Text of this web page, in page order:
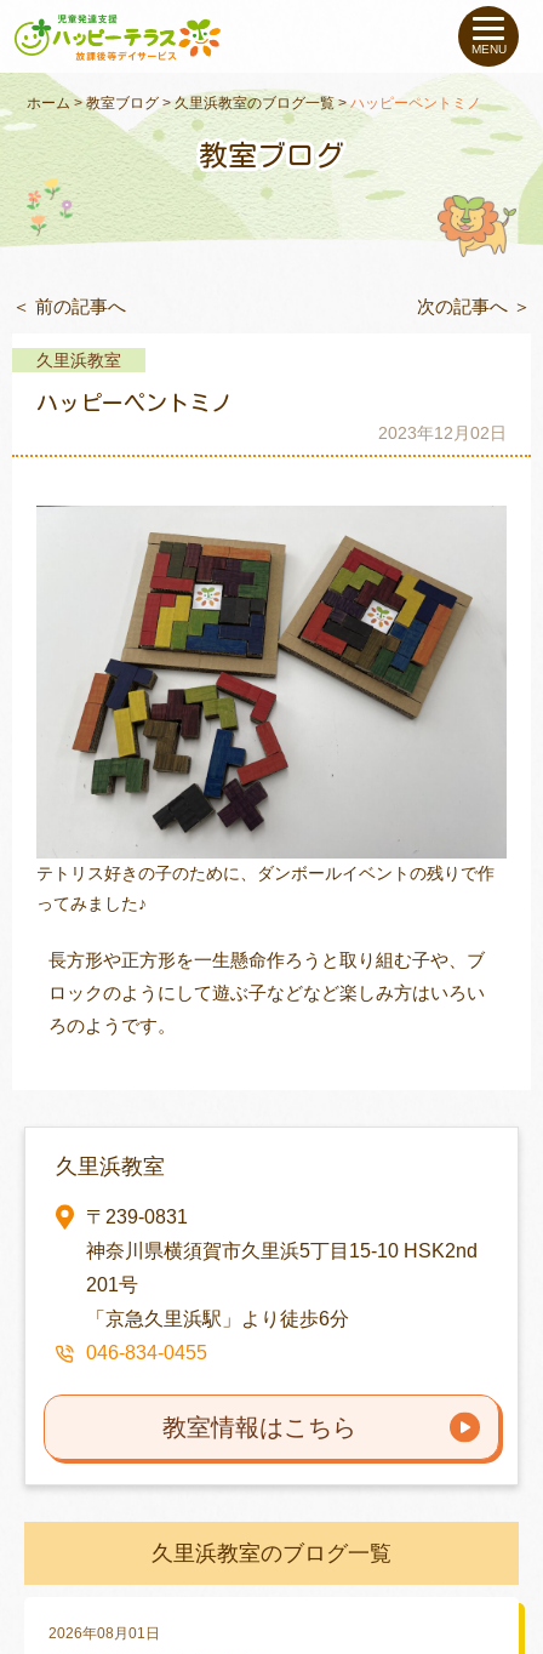
私たちについて
未就学のお子さま（０〜６才）
小学生〜高校生のお子さま
支援事例
教室一覧
トレキング DIDIM
MENU
ホーム >教室ブログ>久里浜教室のブログ一覧>ハッピーペントミノ
教室ブログ
＜ 前の記事へ 次の記事へ ＞
久里浜教室
ハッピーペントミノ
2023年12月02日
テトリス好きの子のために、ダンボールイベントの残りで作
ってみました♪
長方形や正方形を一生懸命作ろうと取り組む子や、ブ
ロックのようにして遊ぶ子などなど楽しみ方はいろい
ろのようです。
久里浜教室
〒239-0831
神奈川県横須賀市久里浜5丁目15-10 HSK2nd
201号
「京急久里浜駅」より徒歩6分
046-834-0455
教室情報はこちら
久里浜教室のブログ一覧
2026年08月01日